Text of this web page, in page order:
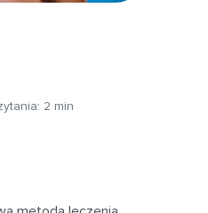
2 min